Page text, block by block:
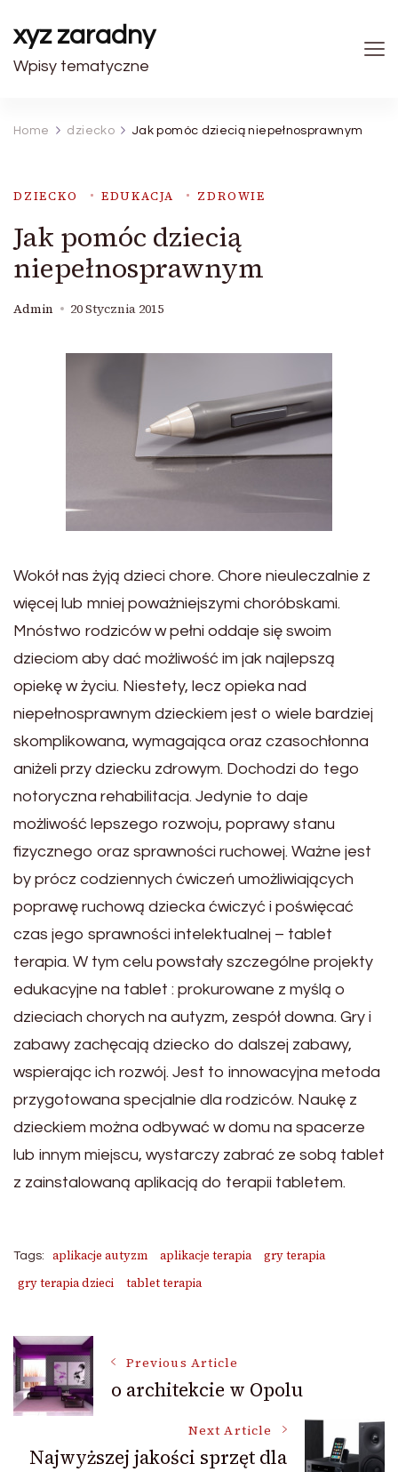
xyz zaradny
Wpisy tematyczne
Home dziecko Jak pomóc dziecią niepełnosprawnym
DZIECKO EDUKACJA ZDROWIE
Jak pomóc dziecią
niepełnosprawnym
Admin 20 Stycznia 2015
Wokół nas żyją dzieci chore. Chore nieuleczalnie z
więcej lub mniej poważniejszymi choróbskami.
Mnóstwo rodziców w pełni oddaje się swoim
dzieciom aby dać możliwość im jak najlepszą
opiekę w życiu. Niestety, lecz opieka nad
niepełnosprawnym dzieckiem jest o wiele bardziej
skomplikowana, wymagająca oraz czasochłonna
aniżeli przy dziecku zdrowym. Dochodzi do tego
notoryczna rehabilitacja. Jedynie to daje
możliwość lepszego rozwoju, poprawy stanu
fizycznego oraz sprawności ruchowej. Ważne jest
by prócz codziennych ćwiczeń umożliwiających
poprawę ruchową dziecka ćwiczyć i poświęcać
czas jego sprawności intelektualnej – tablet
terapia. W tym celu powstały szczególne projekty
edukacyjne na tablet : prokurowane z myślą o
dzieciach chorych na autyzm, zespół downa. Gry i
zabawy zachęcają dziecko do dalszej zabawy,
wspierając ich rozwój. Jest to innowacyjna metoda
przygotowana specjalnie dla rodziców. Naukę z
dzieckiem można odbywać w domu na spacerze
lub innym miejscu, wystarczy zabrać ze sobą tablet
z zainstalowaną aplikacją do terapii tabletem.
Tags: aplikacje autyzm aplikacje terapia
gry terapia
gry terapia dzieci
tablet terapia
Post
Navigation
Previous Article
o architekcie w Opolu
Next Article
Najwyższej jakości sprzęt dla